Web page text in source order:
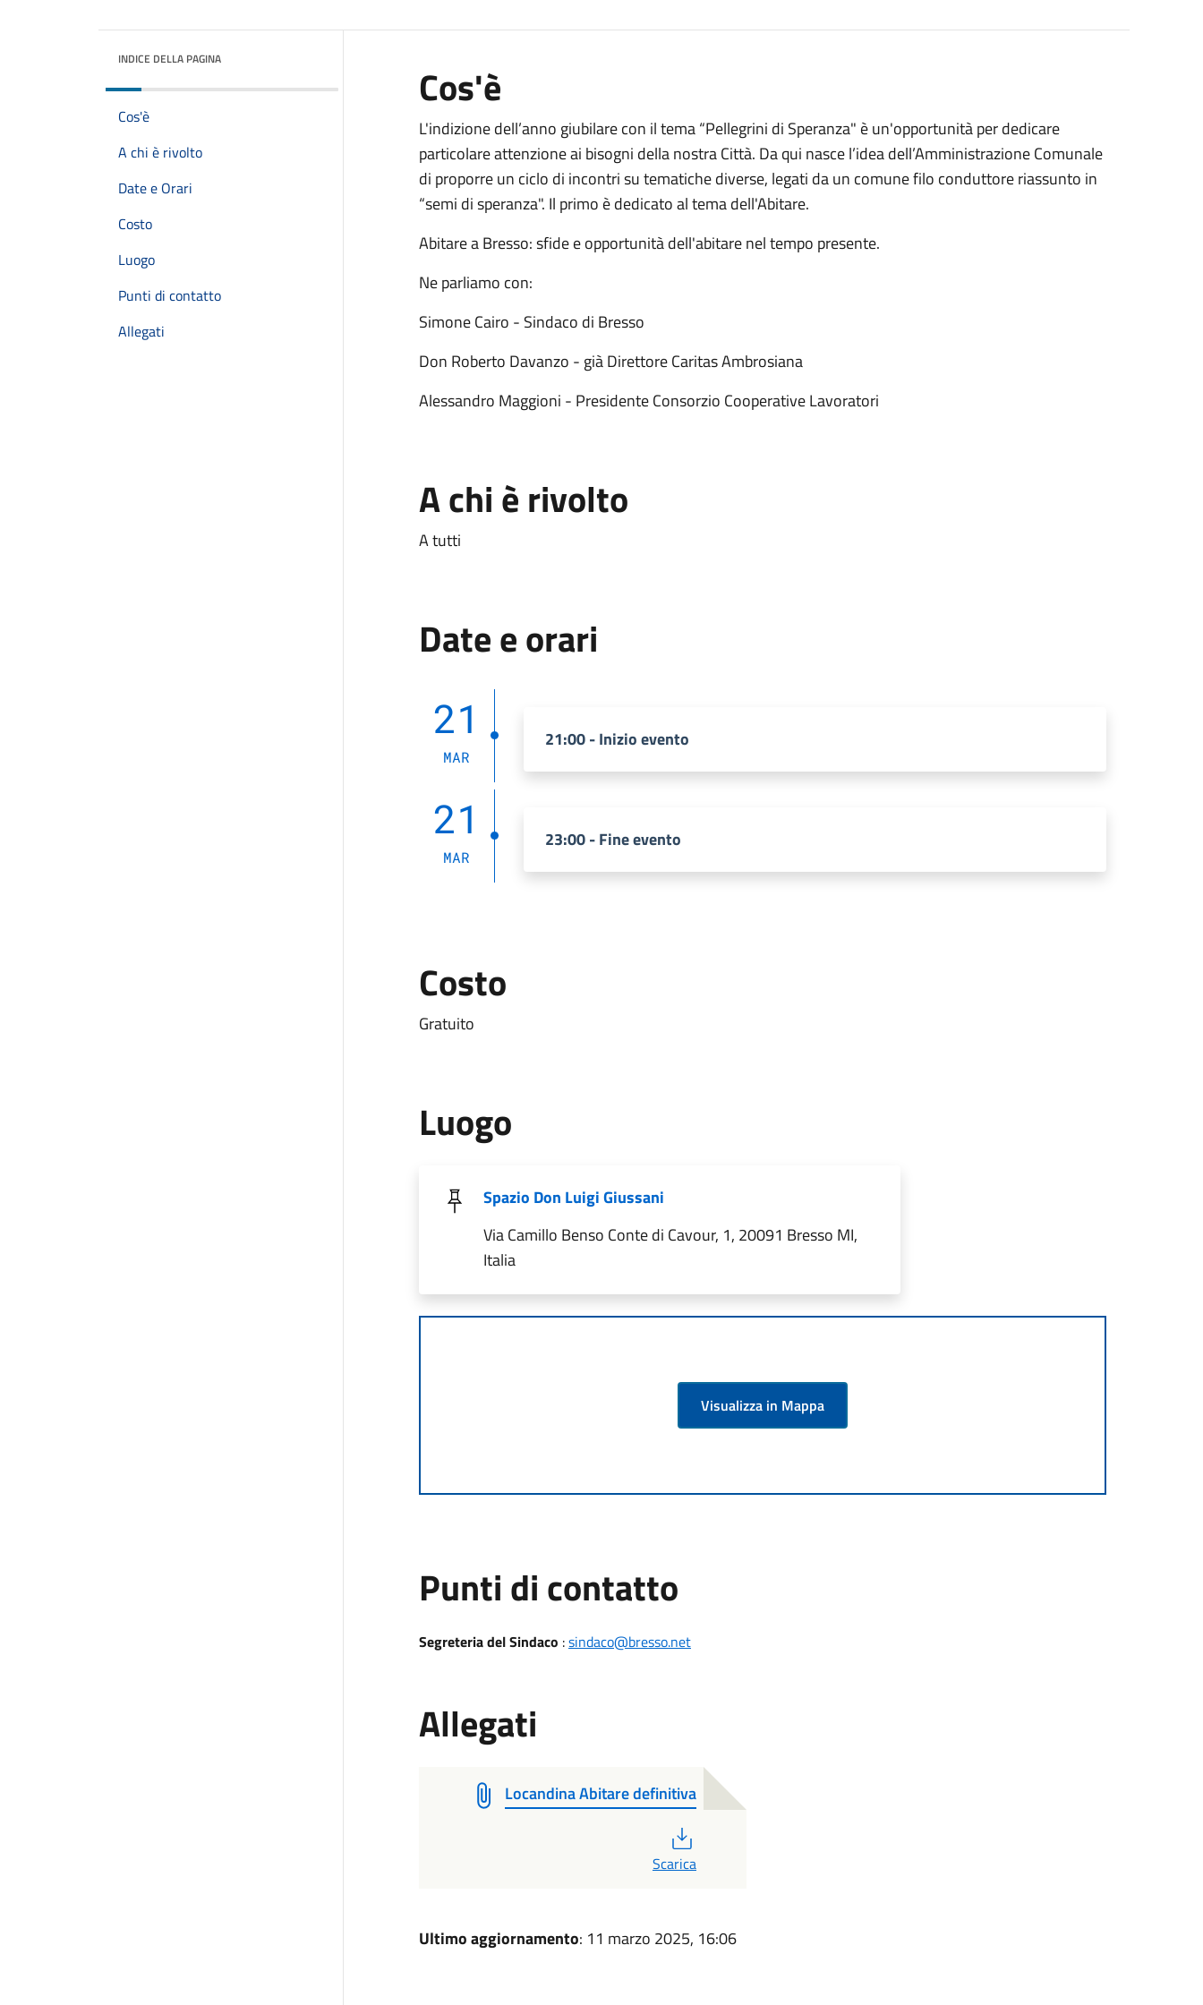
INDICE DELLA PAGINA
Cos'è
A chi è rivolto
Date e Orari
Costo
Luogo
Punti di contatto
Allegati
Cos'è
L'indizione dell’anno giubilare con il tema “Pellegrini di Speranza" è un'opportunità per dedicare
particolare attenzione ai bisogni della nostra Città. Da qui nasce l’idea dell’Amministrazione Comunale
di proporre un ciclo di incontri su tematiche diverse, legati da un comune filo conduttore riassunto in
“semi di speranza". Il primo è dedicato al tema dell'Abitare.
Abitare a Bresso: sfide e opportunità dell'abitare nel tempo presente.
Ne parliamo con:
Simone Cairo - Sindaco di Bresso
Don Roberto Davanzo - già Direttore Caritas Ambrosiana
Alessandro Maggioni - Presidente Consorzio Cooperative Lavoratori
A chi è rivolto
A tutti
Date e orari
21
MAR
21:00 - Inizio evento
21
MAR
23:00 - Fine evento
Costo
Gratuito
Luogo
Spazio Don Luigi Giussani
Via Camillo Benso Conte di Cavour, 1, 20091 Bresso MI,
Italia
Visualizza in Mappa
Punti di contatto
Segreteria del Sindaco :sindaco@bresso.net
Allegati
Locandina Abitare definitiva
Scarica
Ultimo aggiornamento: 11 marzo 2025, 16:06